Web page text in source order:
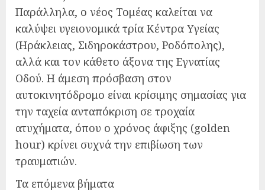
Παράλληλα, ο νέος Τομέας καλείται να
καλύψει υγειονομικά τρία Κέντρα Υγείας
(Ηράκλειας, Σιδηροκάστρου, Ροδόπολης),
αλλά και τον κάθετο άξονα της Εγνατίας
Οδού. Η άμεση πρόσβαση στον
αυτοκινητόδρομο είναι κρίσιμης σημασίας για
την ταχεία ανταπόκριση σε τροχαία
ατυχήματα, όπου ο χρόνος άφιξης (golden
hour) κρίνει συχνά την επιβίωση των
τραυματιών.
Τα επόμενα βήματα